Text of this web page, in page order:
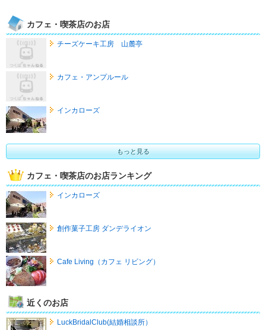
カフェ・喫茶店のお店
チーズケーキ工房 山麓亭
カフェ・アンプルール
インカローズ
もっと見る
カフェ・喫茶店のお店ランキング
インカローズ
創作菓子工房 ダンデライオン
Cafe Living（カフェ リビング）
近くのお店
LuckBridalClub(結婚相談所）